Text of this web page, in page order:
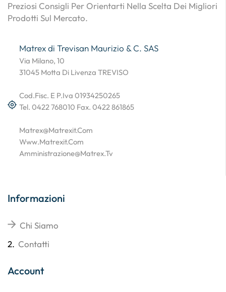
Preziosi Consigli Per Orientarti Nella Scelta Dei Migliori
Prodotti Sul Mercato.
Matrex di Trevisan Maurizio & C. SAS
Via Milano, 10
31045 Motta Di Livenza TREVISO
Cod.Fisc. E P.Iva 01934250265
Tel. 0422 768010 Fax. 0422 861865
Matrex@matrexit.com
Www.matrexit.com
Amministrazione@matrex.tv
Informazioni
Chi Siamo
2. Contatti
Account